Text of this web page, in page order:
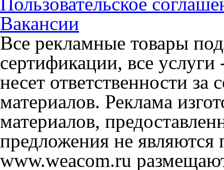
Вакансии
Все рекламные товары
сертификации, все
несет ответственности
материалов. Реклама
материалов,
предложения не
www.weacom.ru